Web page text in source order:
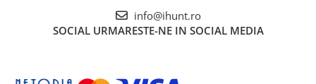
INGRIJIRE PERSONALA
Plăci de Îndreptat Părul
info@ihunt.ro
SOCIAL URMARESTE-NE IN SOCIAL MEDIA